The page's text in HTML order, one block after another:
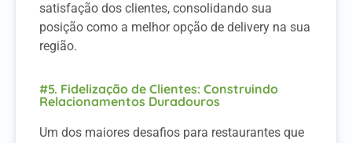
satisfação dos clientes, consolidando sua
posição como a melhor opção de delivery na sua
região.
#5. Fidelização de Clientes: Construindo
Relacionamentos Duradouros
Um dos maiores desafios para restaurantes que